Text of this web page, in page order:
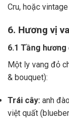
Cru, hoặc
6. Hương vị
6.1 Tầng
Một ly vang đỏ
& bouquet):
Trái cây: anh
việt quất